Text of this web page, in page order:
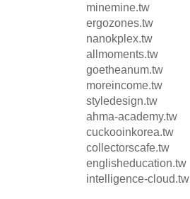
minemine.tw
ergozones.tw
nanokplex.tw
allmoments.tw
goetheanum.tw
moreincome.tw
styledesign.tw
ahma-academy.tw
cuckooinkorea.tw
collectorscafe.tw
englisheducation.tw
intelligence-cloud.tw